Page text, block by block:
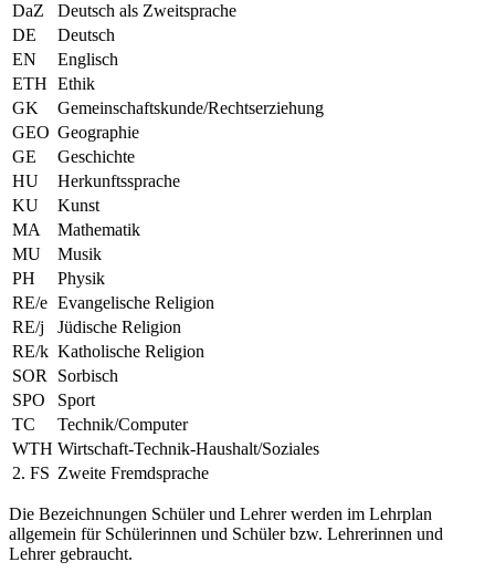
DaZ
Deutsch als Zweitsprache
DE
Deutsch
EN
Englisch
ETH Ethik
GK
Gemeinschaftskunde/Rechtserziehung
GEO Geographie
GE
Geschichte
HU
Herkunftssprache
KU
Kunst
MA
Mathematik
MU
Musik
PH
Physik
RE/e Evangelische Religion
RE/j
Jüdische Religion
RE/k Katholische Religion
SOR
Sorbisch
SPO
Sport
TC
Technik/Computer
WTH Wirtschaft-Technik-Haushalt/Soziales
2. FS Zweite Fremdsprache
Die Bezeichnungen Schüler und Lehrer werden im Lehrplan
allgemein für Schülerinnen und Schüler bzw. Lehrerinnen und
Lehrer gebraucht.